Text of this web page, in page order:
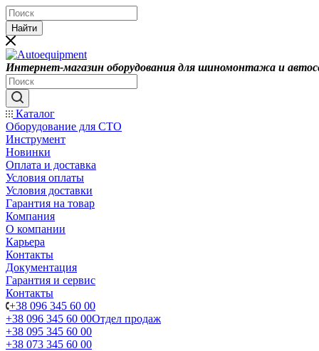
Найти
Интернет-магазин оборудования для шиномонтажа и
Каталог
Оборудование для СТО
Инструмент
Новинки
Оплата и доставка
Условия оплаты
Условия доставки
Гарантия на товар
Компания
О компании
Карьера
Контакты
Документация
Гарантия и сервис
Контакты
+38 096 345 60 00
+38 096 345 60 00Отдел продаж
+38 095 345 60 00
+38 073 345 60 00